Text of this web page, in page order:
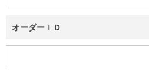
オーダーＩＤ